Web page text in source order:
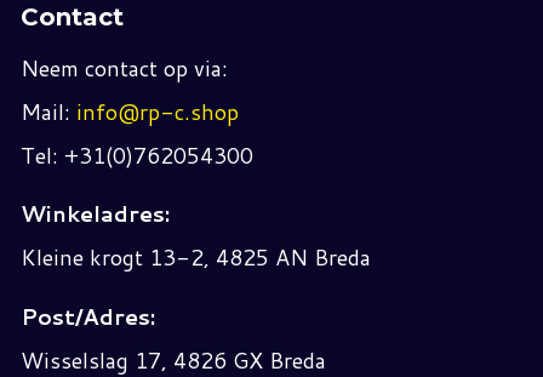
Contact
Neem contact op via:
Mail: info@rp-c.shop
Tel: +31(0)762054300
Winkeladres:
Kleine krogt 13-2, 4825 AN Breda
Post/Adres:
Wisselslag 17, 4826 GX Breda